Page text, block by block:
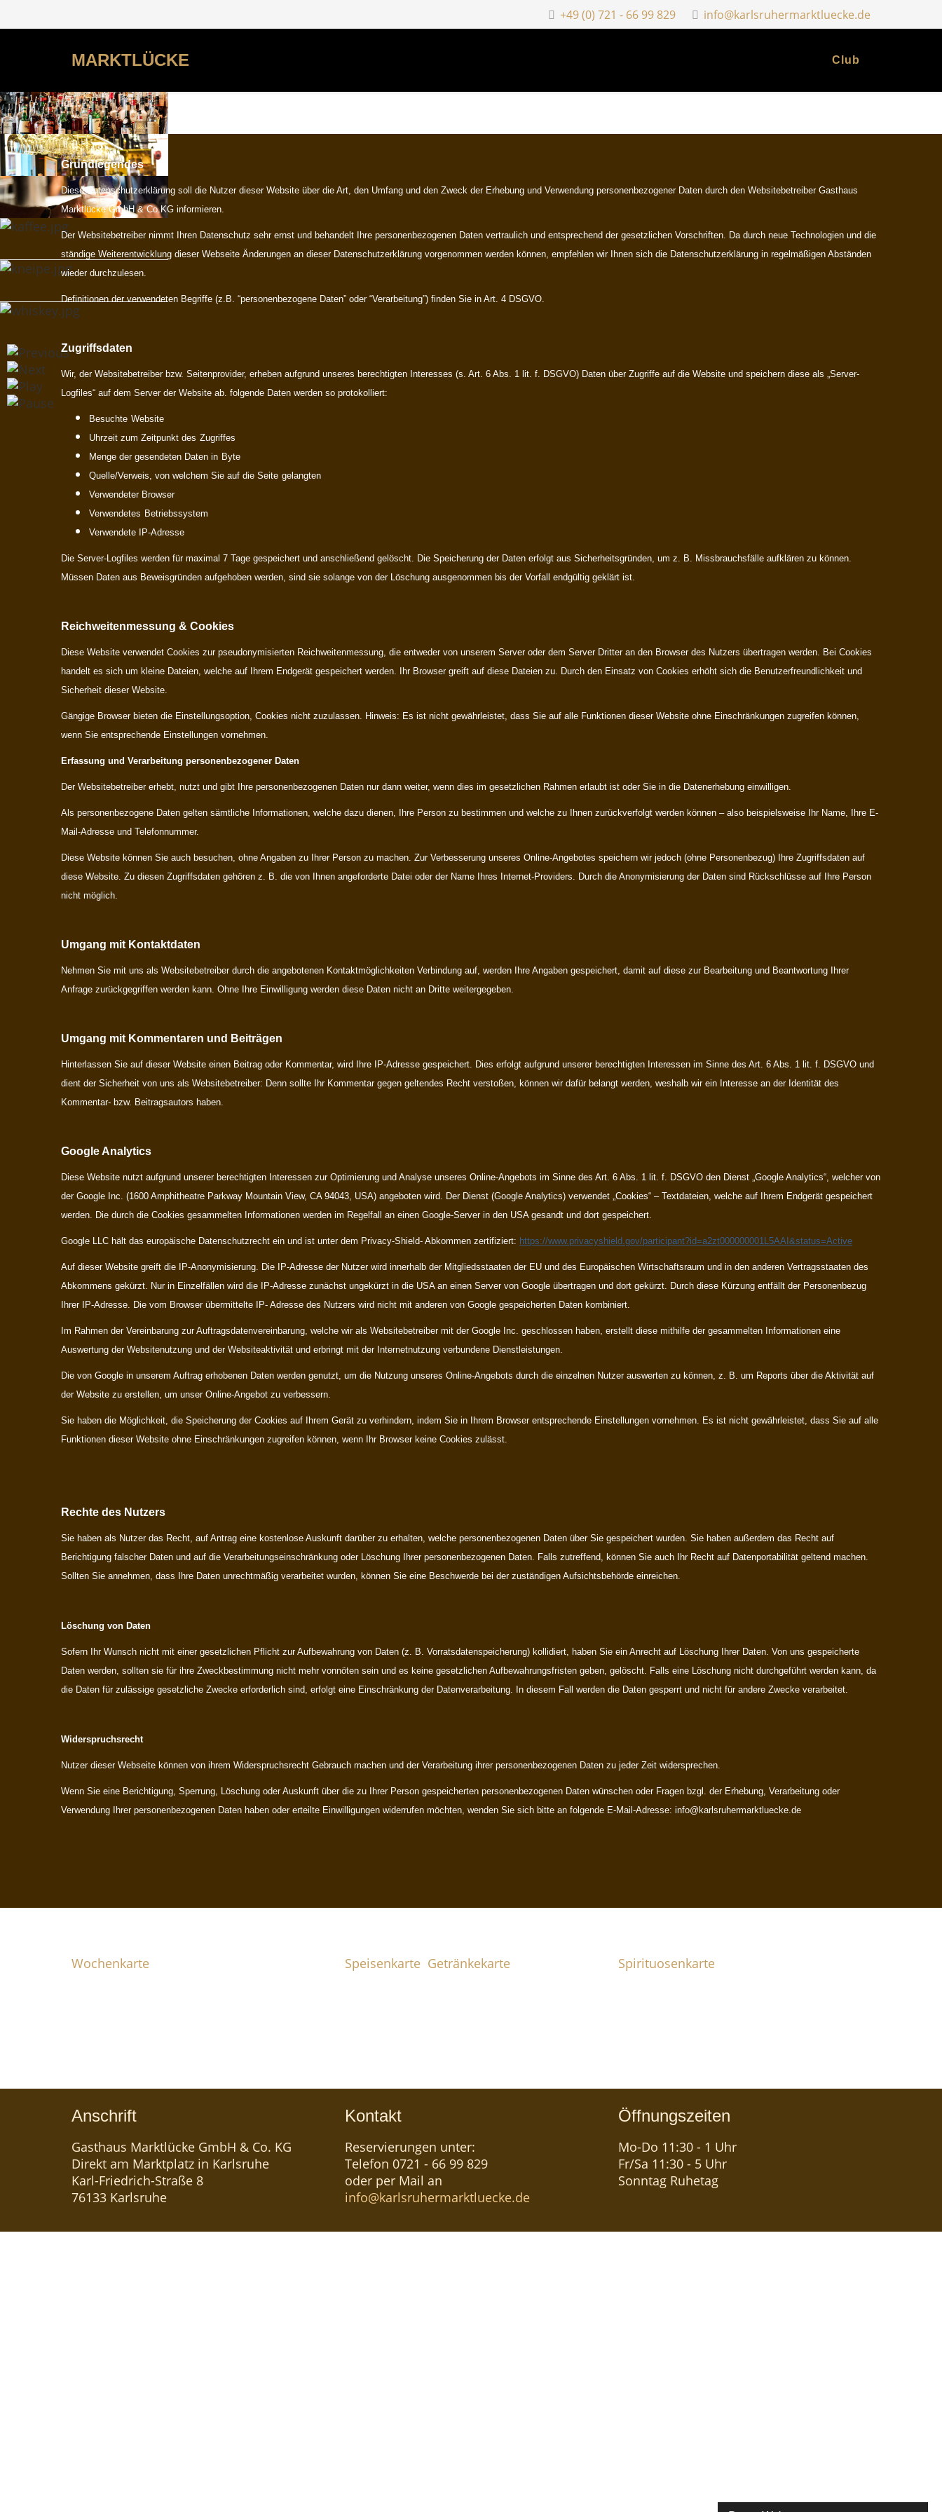
+49 (0) 721 - 66 99 829 info@karlsruhermarktluecke.de
MARKTLÜCKE Club
Grundlegendes
Diese Datenschutzerklärung soll die Nutzer dieser Website über die Art, den Umfang und den Zweck der Erhebung und Verwendung personenbezogener Daten durch den Websitebetreiber Gasthaus
Marktlücke GmbH & Co.KG informieren.
Der Websitebetreiber nimmt Ihren Datenschutz sehr ernst und behandelt Ihre personenbezogenen Daten vertraulich und entsprechend der gesetzlichen Vorschriften. Da durch neue Technologien und die
ständige Weiterentwicklung dieser Webseite Änderungen an dieser Datenschutzerklärung vorgenommen werden können, empfehlen wir Ihnen sich die Datenschutzerklärung in regelmäßigen Abständen
wieder durchzulesen.
Definitionen der verwendeten Begriffe (z.B. “personenbezogene Daten” oder “Verarbeitung”) finden Sie in Art. 4 DSGVO.
Zugriffsdaten
Wir, der Websitebetreiber bzw. Seitenprovider, erheben aufgrund unseres berechtigten Interesses (s. Art. 6 Abs. 1 lit. f. DSGVO) Daten über Zugriffe auf die Website und speichern diese als „Server-
Logfiles“ auf dem Server der Website ab. folgende Daten werden so protokolliert:
Besuchte Website
Uhrzeit zum Zeitpunkt des Zugriffes
Menge der gesendeten Daten in Byte
Quelle/Verweis, von welchem Sie auf die Seite gelangten
Verwendeter Browser
Verwendetes Betriebssystem
Verwendete IP-Adresse
Die Server-Logfiles werden für maximal 7 Tage gespeichert und anschließend gelöscht. Die Speicherung der Daten erfolgt aus Sicherheitsgründen, um z. B. Missbrauchsfälle aufklären zu können.
Müssen Daten aus Beweisgründen aufgehoben werden, sind sie solange von der Löschung ausgenommen bis der Vorfall endgültig geklärt ist.
Reichweitenmessung & Cookies
Diese Website verwendet Cookies zur pseudonymisierten Reichweitenmessung, die entweder von unserem Server oder dem Server Dritter an den Browser des Nutzers übertragen werden. Bei Cookies
handelt es sich um kleine Dateien, welche auf Ihrem Endgerät gespeichert werden. Ihr Browser greift auf diese Dateien zu. Durch den Einsatz von Cookies erhöht sich die Benutzerfreundlichkeit und
Sicherheit dieser Website.
Gängige Browser bieten die Einstellungsoption, Cookies nicht zuzulassen. Hinweis: Es ist nicht gewährleistet, dass Sie auf alle Funktionen dieser Website ohne Einschränkungen zugreifen können,
wenn Sie entsprechende Einstellungen vornehmen.
Erfassung und Verarbeitung personenbezogener Daten
Der Websitebetreiber erhebt, nutzt und gibt Ihre personenbezogenen Daten nur dann weiter, wenn dies im gesetzlichen Rahmen erlaubt ist oder Sie in die Datenerhebung einwilligen.
Als personenbezogene Daten gelten sämtliche Informationen, welche dazu dienen, Ihre Person zu bestimmen und welche zu Ihnen zurückverfolgt werden können – also beispielsweise Ihr Name, Ihre E-
Mail-Adresse und Telefonnummer.
Diese Website können Sie auch besuchen, ohne Angaben zu Ihrer Person zu machen. Zur Verbesserung unseres Online-Angebotes speichern wir jedoch (ohne Personenbezug) Ihre Zugriffsdaten auf
diese Website. Zu diesen Zugriffsdaten gehören z. B. die von Ihnen angeforderte Datei oder der Name Ihres Internet-Providers. Durch die Anonymisierung der Daten sind Rückschlüsse auf Ihre Person
nicht möglich.
Umgang mit Kontaktdaten
Nehmen Sie mit uns als Websitebetreiber durch die angebotenen Kontaktmöglichkeiten Verbindung auf, werden Ihre Angaben gespeichert, damit auf diese zur Bearbeitung und Beantwortung Ihrer
Anfrage zurückgegriffen werden kann. Ohne Ihre Einwilligung werden diese Daten nicht an Dritte weitergegeben.
Umgang mit Kommentaren und Beiträgen
Hinterlassen Sie auf dieser Website einen Beitrag oder Kommentar, wird Ihre IP-Adresse gespeichert. Dies erfolgt aufgrund unserer berechtigten Interessen im Sinne des Art. 6 Abs. 1 lit. f. DSGVO und
dient der Sicherheit von uns als Websitebetreiber: Denn sollte Ihr Kommentar gegen geltendes Recht verstoßen, können wir dafür belangt werden, weshalb wir ein Interesse an der Identität des
Kommentar- bzw. Beitragsautors haben.
Google Analytics
Diese Website nutzt aufgrund unserer berechtigten Interessen zur Optimierung und Analyse unseres Online-Angebots im Sinne des Art. 6 Abs. 1 lit. f. DSGVO den Dienst „Google Analytics“, welcher von
der Google Inc. (1600 Amphitheatre Parkway Mountain View, CA 94043, USA) angeboten wird. Der Dienst (Google Analytics) verwendet „Cookies“ – Textdateien, welche auf Ihrem Endgerät gespeichert
werden. Die durch die Cookies gesammelten Informationen werden im Regelfall an einen Google-Server in den USA gesandt und dort gespeichert.
Google LLC hält das europäische Datenschutzrecht ein und ist unter dem Privacy-Shield- Abkommen zertifiziert: https://www.privacyshield.gov/participant?id=a2zt000000001L5AAI&status=Active
Auf dieser Website greift die IP-Anonymisierung. Die IP-Adresse der Nutzer wird innerhalb der Mitgliedsstaaten der EU und des Europäischen Wirtschaftsraum und in den anderen Vertragsstaaten des
Abkommens gekürzt. Nur in Einzelfällen wird die IP-Adresse zunächst ungekürzt in die USA an einen Server von Google übertragen und dort gekürzt. Durch diese Kürzung entfällt der Personenbezug
Ihrer IP-Adresse. Die vom Browser übermittelte IP- Adresse des Nutzers wird nicht mit anderen von Google gespeicherten Daten kombiniert.
Im Rahmen der Vereinbarung zur Auftragsdatenvereinbarung, welche wir als Websitebetreiber mit der Google Inc. geschlossen haben, erstellt diese mithilfe der gesammelten Informationen eine
Auswertung der Websitenutzung und der Websiteaktivität und erbringt mit der Internetnutzung verbundene Dienstleistungen.
Die von Google in unserem Auftrag erhobenen Daten werden genutzt, um die Nutzung unseres Online-Angebots durch die einzelnen Nutzer auswerten zu können, z. B. um Reports über die Aktivität auf
der Website zu erstellen, um unser Online-Angebot zu verbessern.
Sie haben die Möglichkeit, die Speicherung der Cookies auf Ihrem Gerät zu verhindern, indem Sie in Ihrem Browser entsprechende Einstellungen vornehmen. Es ist nicht gewährleistet, dass Sie auf alle
Funktionen dieser Website ohne Einschränkungen zugreifen können, wenn Ihr Browser keine Cookies zulässt.
Rechte des Nutzers
Sie haben als Nutzer das Recht, auf Antrag eine kostenlose Auskunft darüber zu erhalten, welche personenbezogenen Daten über Sie gespeichert wurden. Sie haben außerdem das Recht auf
Berichtigung falscher Daten und auf die Verarbeitungseinschränkung oder Löschung Ihrer personenbezogenen Daten. Falls zutreffend, können Sie auch Ihr Recht auf Datenportabilität geltend machen.
Sollten Sie annehmen, dass Ihre Daten unrechtmäßig verarbeitet wurden, können Sie eine Beschwerde bei der zuständigen Aufsichtsbehörde einreichen.
Löschung von Daten
Sofern Ihr Wunsch nicht mit einer gesetzlichen Pflicht zur Aufbewahrung von Daten (z. B. Vorratsdatenspeicherung) kollidiert, haben Sie ein Anrecht auf Löschung Ihrer Daten. Von uns gespeicherte
Daten werden, sollten sie für ihre Zweckbestimmung nicht mehr vonnöten sein und es keine gesetzlichen Aufbewahrungsfristen geben, gelöscht. Falls eine Löschung nicht durchgeführt werden kann, da
die Daten für zulässige gesetzliche Zwecke erforderlich sind, erfolgt eine Einschränkung der Datenverarbeitung. In diesem Fall werden die Daten gesperrt und nicht für andere Zwecke verarbeitet.
Widerspruchsrecht
Nutzer dieser Webseite können von ihrem Widerspruchsrecht Gebrauch machen und der Verarbeitung ihrer personenbezogenen Daten zu jeder Zeit widersprechen.
Wenn Sie eine Berichtigung, Sperrung, Löschung oder Auskunft über die zu Ihrer Person gespeicherten personenbezogenen Daten wünschen oder Fragen bzgl. der Erhebung, Verarbeitung oder
Verwendung Ihrer personenbezogenen Daten haben oder erteilte Einwilligungen widerrufen möchten, wenden Sie sich bitte an folgende E-Mail-Adresse: info@karlsruhermarktluecke.de
Wochenkarte
Speisenkarte Getränkekarte
Spirituosenkarte
Anschrift
Gasthaus Marktlücke GmbH & Co. KG
Direkt am Marktplatz in Karlsruhe
Karl-Friedrich-Straße 8
76133 Karlsruhe
Kontakt
Reservierungen unter:
Telefon 0721 - 66 99 829
oder per Mail an
info@karlsruhermarktluecke.de
Öffnungszeiten
Mo-Do 11:30 - 1 Uhr
Fr/Sa 11:30 - 5 Uhr
Sonntag Ruhetag